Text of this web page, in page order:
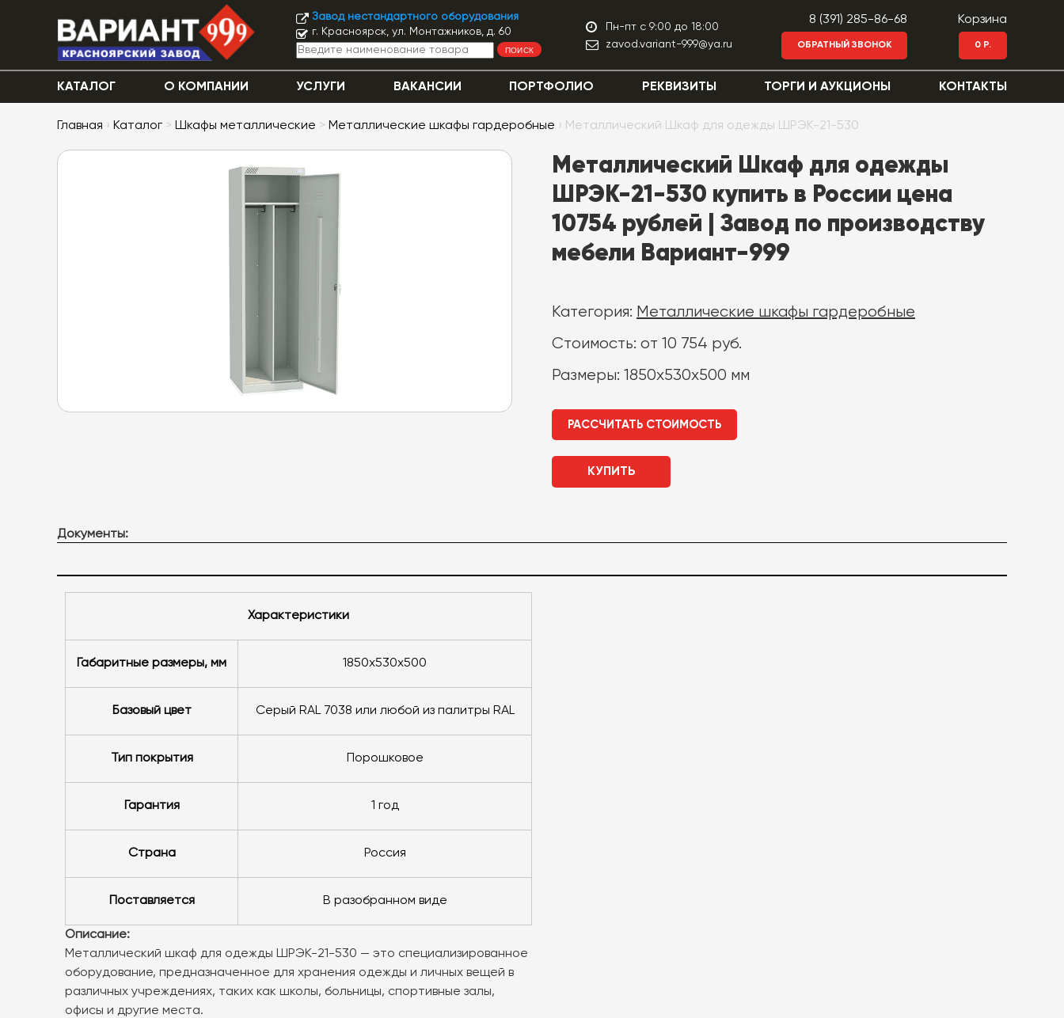
Завод нестандартного оборудования
г. Красноярск, ул. Монтажников, д. 60
ПОИСК
Пн-пт с 9:00 до 18:00
zavod.variant-999@ya.ru
8 (391) 285-86-68
ОБРАТНЫЙ ЗВОНОК
Корзина
0 Р.
КАТАЛОГ О КОМПАНИИ УСЛУГИ ВАКАНСИИ ПОРТФОЛИО РЕКВИЗИТЫ ТОРГИ И АУКЦИОНЫ КОНТАКТЫ
Главная › Каталог > Шкафы металлические > Металлические шкафы гардеробные › Металлический Шкаф для одежды ШРЭК-21-530
Металлический Шкаф для одежды
ШРЭК-21-530 купить в России цена
10754 рублей | Завод по производству
мебели Вариант-999
Категория: Металлические шкафы гардеробные
Стоимость: от 10 754 руб.
Размеры: 1850х530х500 мм
РАССЧИТАТЬ СТОИМОСТЬ
КУПИТЬ
Документы:
Характеристики
Габаритные размеры, мм 1850х530х500
Базовый цвет серый RAL 7038 или любой из палитры RAL
Тип покрытия порошковое
Гарантия 1 год
Страна Россия
Поставляется в разобранном виде
Описание:
Металлический шкаф для одежды ШРЭК-21-530 — это специализированное
оборудование, предназначенное для хранения одежды и личных вещей в
различных учреждениях, таких как школы, больницы, спортивные залы,
офисы и другие места.